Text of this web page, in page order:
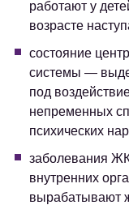
работают у
возрасте
состояние
системы —
под
непременных
психических
заболевания
внутренних
вырабатывают